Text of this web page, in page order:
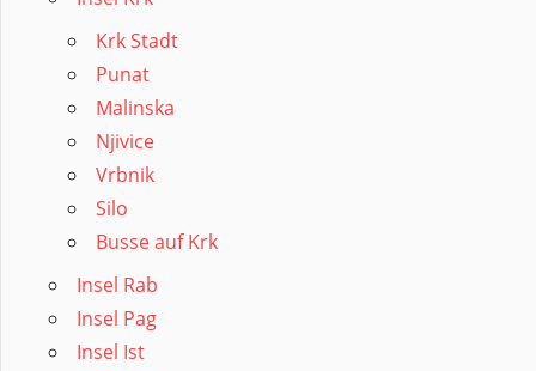
Krk Stadt
Punat
Malinska
Njivice
Vrbnik
Silo
Busse auf Krk
Insel Rab
Insel Pag
Insel Ist